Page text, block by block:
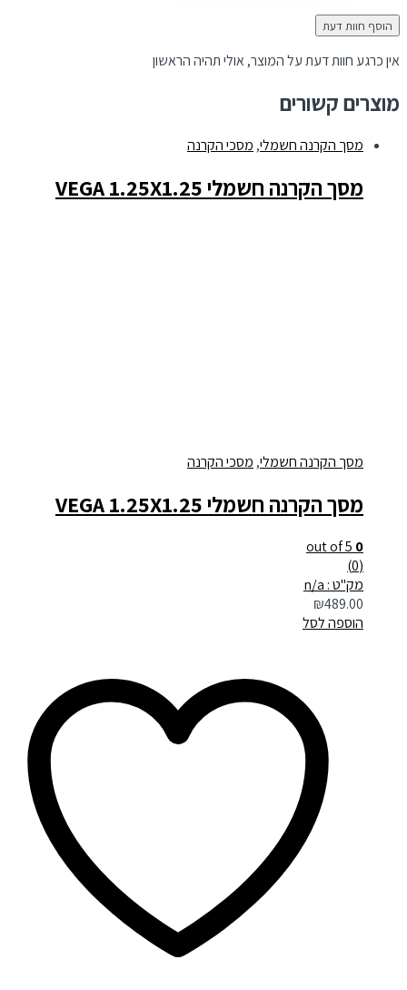
אין כרגע חוות דעת על המוצר, אולי תהיה הראשון
מוצרים קשורים
מסך הקרנה חשמלי,מסכי הקרנה
מסך הקרנה חשמלי VEGA 1.25X1.25
מסך הקרנה חשמלי,מסכי הקרנה
מסך הקרנה חשמלי VEGA 1.25X1.25
0
out of 5
מק"ט : n/a
₪489.00
הוספה לסל